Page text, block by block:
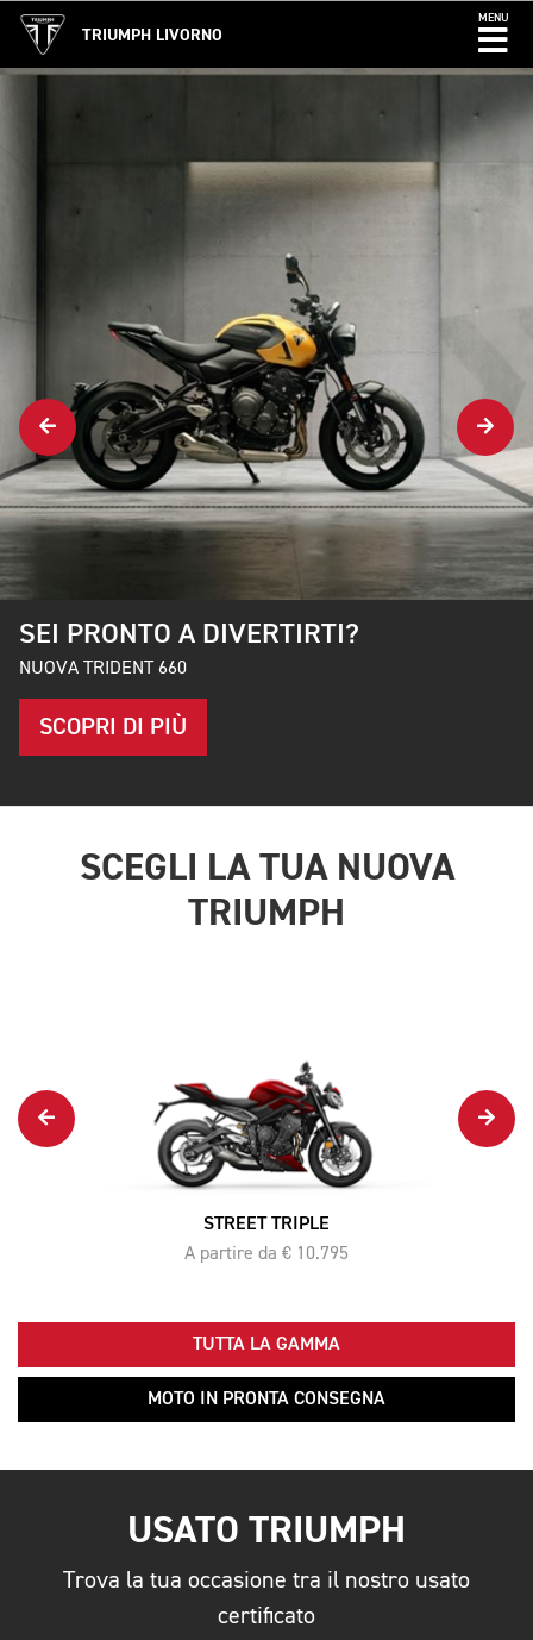
TRIUMPH LIVORNO
MENU
GAMMA 400
SCOPRI DI PIÙ
SCEGLI LA TUA NUOVA
TRIUMPH
STREET TRIPLE
A partire da € 10.795
TUTTA LA GAMMA
MOTO IN PRONTA CONSEGNA
USATO TRIUMPH
Trova la tua occasione tra il nostro usato
certificato